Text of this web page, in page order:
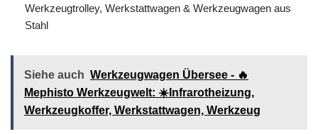
Werkzeugtrolley, Werkstattwagen & Werkzeugwagen aus
Stahl
Siehe auch Werkzeugwagen Übersee - 🔥
Mephisto Werkzeugwelt: ☀️Infrarotheizung,
Werkzeugkoffer, Werkstattwagen, Werkzeug